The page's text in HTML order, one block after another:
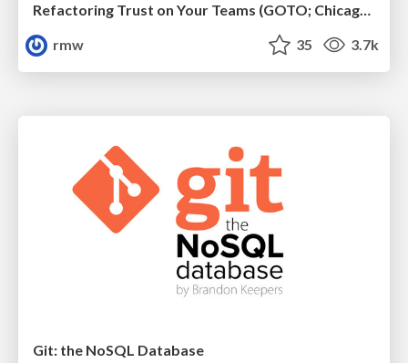
Refactoring Trust on Your Teams (GOTO; Chicago 2020)
rmw
35 3.7k
Git: the NoSQL Database